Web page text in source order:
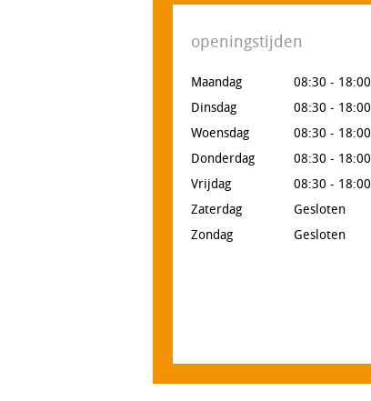
openingstijden
Maandag
08:30 - 18:00
Dinsdag
08:30 - 18:00
Woensdag
08:30 - 18:00
Donderdag
08:30 - 18:00
Vrijdag
08:30 - 18:00
Zaterdag
Gesloten
Zondag
Gesloten